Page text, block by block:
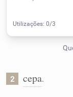
Detector de IA
2 cepa.